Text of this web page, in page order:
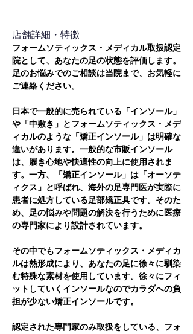
​店舗詳細・特徴
フォームソティックス・メディカル取扱認定
院として、あなたの足の状態を評価します。
足のお悩みでのご相談は当院まで、お気軽に
ご連絡ください。
日本で一般的に売られている「インソール」
や「中敷き」とフォームソティックス・メデ
ィカルのような「矯正インソール」は明確な
違いがあります。一般的な市販インソール
は、履き心地や快適性の向上に使用されま
す。一方、「矯正インソール」は「オーソテ
ィクス」と呼ばれ、海外の足専門医が実際に
患者に処方している足部矯正具です。そのた
め、足の悩みや問題の解決を行うために医療
の専門家により設計されています。
その中でもフォームソティックス・メディカ
ルは熱形成により、あなたの足に徐々に馴染
む特殊な素材を使用しています。徐々にフィ
ットしていくインソールなのでカラダへの負
担が少ない矯正インソールです。
認定された専門家のみ取扱をしている、フォ